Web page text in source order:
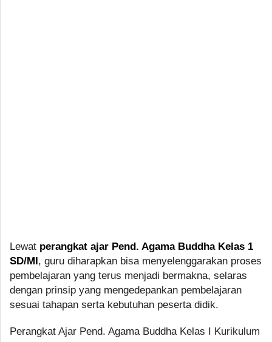
Lewat perangkat ajar Pend. Agama Buddha Kelas 1
SD/MI , guru diharapkan bisa menyelenggarakan proses
pembelajaran yang terus menjadi bermakna, selaras
dengan prinsip yang mengedepankan pembelajaran
sesuai tahapan serta kebutuhan peserta didik.
Perangkat Ajar Pend. Agama Buddha Kelas I Kurikulum